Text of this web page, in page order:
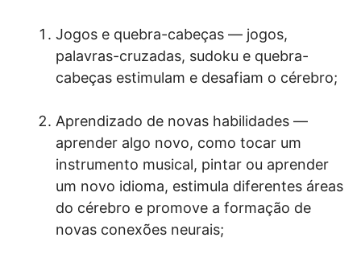
Jogos e quebra-cabeças — jogos,
palavras-cruzadas, sudoku e quebra-
cabeças estimulam e desafiam o cérebro;
Aprendizado de novas habilidades —
aprender algo novo, como tocar um
instrumento musical, pintar ou aprender
um novo idioma, estimula diferentes áreas
do cérebro e promove a formação de
novas conexões neurais;